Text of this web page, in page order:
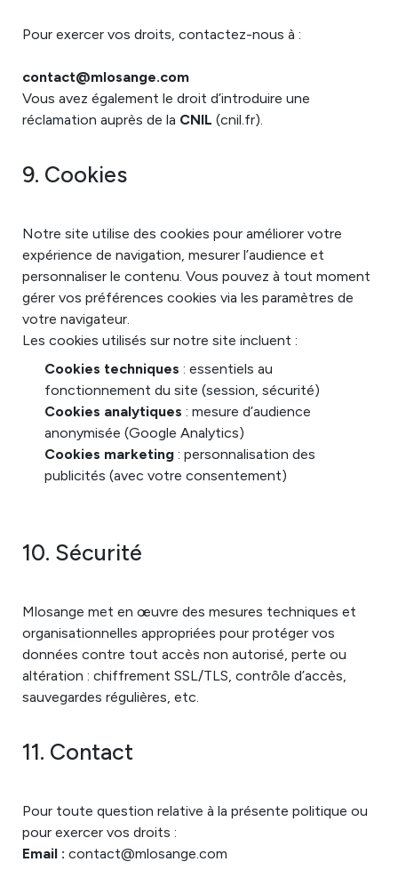
Pour exercer vos droits, contactez-nous à :
contact@mlosange.com
Vous avez également le droit d’introduire une
réclamation auprès de la CNIL (cnil.fr).
9. Cookies
Notre site utilise des cookies pour améliorer votre
expérience de navigation, mesurer l’audience et
personnaliser le contenu. Vous pouvez à tout moment
gérer vos préférences cookies via les paramètres de
votre navigateur.
Les cookies utilisés sur notre site incluent :
Cookies techniques : essentiels au
fonctionnement du site (session, sécurité)
Cookies analytiques : mesure d’audience
anonymisée (Google Analytics)
Cookies marketing : personnalisation des
publicités (avec votre consentement)
10. Sécurité
Mlosange met en œuvre des mesures techniques et
organisationnelles appropriées pour protéger vos
données contre tout accès non autorisé, perte ou
altération : chiffrement SSL/TLS, contrôle d’accès,
sauvegardes régulières, etc.
11. Contact
Pour toute question relative à la présente politique ou
pour exercer vos droits :
Email : contact@mlosange.com